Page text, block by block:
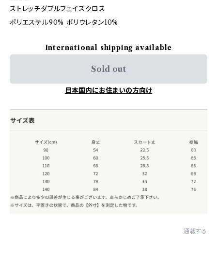
ストレッチダブルフェイスクロス
ポリエステル90% ポリウレタン10%
International shipping available
Sold out
日本国内にお住まいの方向け
通報する